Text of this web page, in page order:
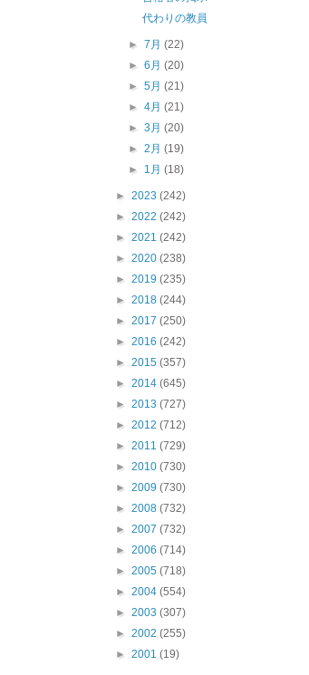
代わりの教員
►7月(22)
►6月(20)
►5月(21)
►4月(21)
►3月(20)
►2月(19)
► 1月(18)
► 2023 (242)
► 2022 (242)
► 2021 (242)
► 2020 (238)
► 2019 (235)
► 2018 (244)
► 2017 (250)
► 2016 (242)
► 2015 (357)
► 2014 (645)
► 2013 (727)
► 2012 (712)
► 2011 (729)
► 2010 (730)
► 2009 (730)
► 2008 (732)
► 2007 (732)
► 2006 (714)
► 2005 (718)
► 2004 (554)
► 2003 (307)
► 2002 (255)
► 2001 (19)